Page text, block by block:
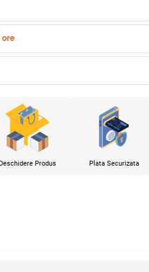
Produs Plata Securizata